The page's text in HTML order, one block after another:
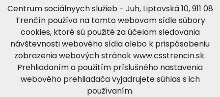
Centrum sociálnyych služieb - Juh, Liptovská 10, 911 08
Trenčín používa na tomto webovom sídle súbory
cookies, ktoré sú použité za účelom sledovania
návštevnosti webového sídla alebo k prispôsobeniu
zobrazenia webových stránok www.csstrencin.sk.
Prehliadaním a použitím príslušného nastavenia
webového prehliadača vyjadrujete súhlas s ich
používaním.